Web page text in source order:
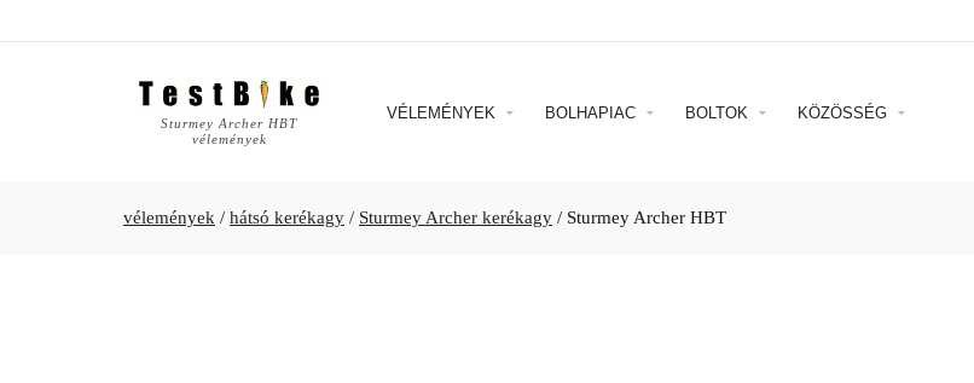
Sturmey Archer HBT
vélemények
VÉLEMÉNYEK BOLHAPIAC BOLTOK KÖZÖSSÉG
vélemények / hátsó kerékagy / Sturmey Archer kerékagy / Sturmey Archer HBT